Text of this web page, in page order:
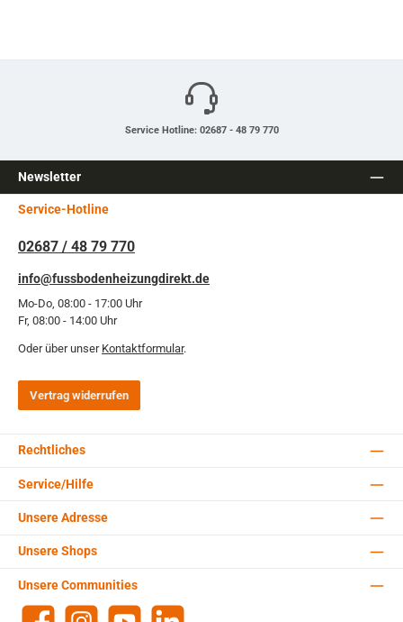
Service Hotline: 02687 - 48 79 770
Newsletter
Service-Hotline
02687 / 48 79 770
info@fussbodenheizungdirekt.de
Mo-Do, 08:00 - 17:00 Uhr
Fr, 08:00 - 14:00 Uhr
Oder über unser Kontaktformular.
Vertrag widerrufen
Rechtliches
Service/Hilfe
Unsere Adresse
Unsere Communities
Unsere Shops